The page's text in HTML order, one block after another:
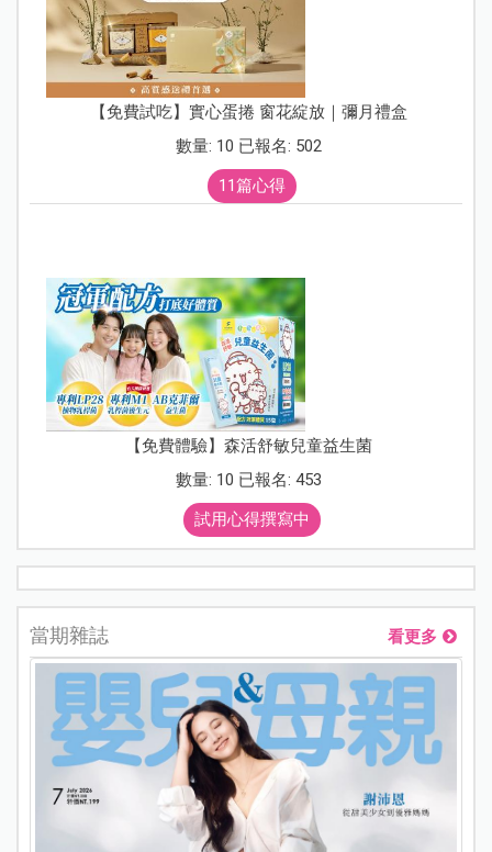
【免費試吃】實心蛋捲 窗花綻放｜彌月禮盒
數量: 10 已報名: 502
11篇心得
【免費體驗】森活舒敏兒童益生菌
數量: 10 已報名: 453
試用心得撰寫中
當期雜誌 看更多